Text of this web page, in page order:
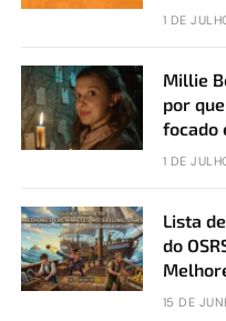
1 DE
Millie
por
focado
1 DE
Lista
do
15 DE